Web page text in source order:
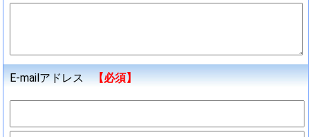
E-mailアドレス 【必須】